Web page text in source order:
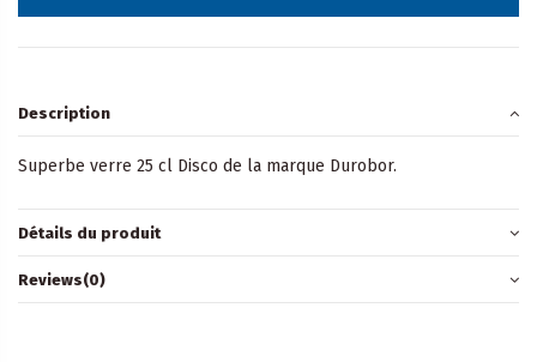
Description
Superbe verre 25 cl Disco de la marque Durobor.
Détails du produit
Reviews(0)